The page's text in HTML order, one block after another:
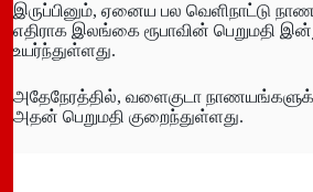
இருப்பினும், ஏனைய பல வெளிநாட்டு
எதிராக இலங்கை ரூபாவின் பெறுமதி
உயர்ந்துள்ளது.
அதேநேரத்தில், வளைகுடா
அதன் பெறுமதி குறைந்துள்ளது.